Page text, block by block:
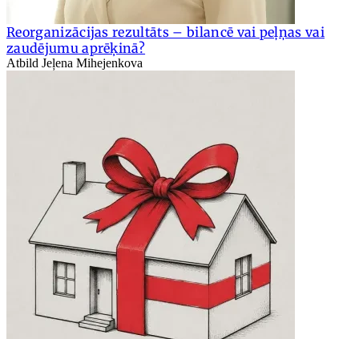
Reorganizācijas rezultāts – bilancē vai peļņas vai
zaudējumu aprēķinā?
Atbild Jeļena Mihejenkova